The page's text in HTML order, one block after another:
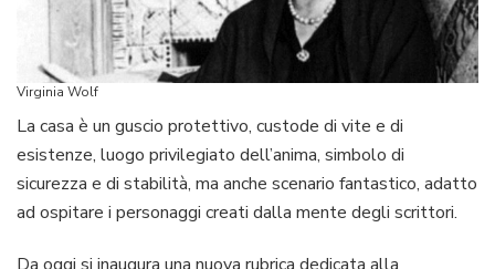
Virginia Wolf
La casa è un guscio protettivo, custode di vite e di
esistenze, luogo privilegiato dell’anima, simbolo di
sicurezza e di stabilità, ma anche scenario fantastico, adatto
ad ospitare i personaggi creati dalla mente degli scrittori.